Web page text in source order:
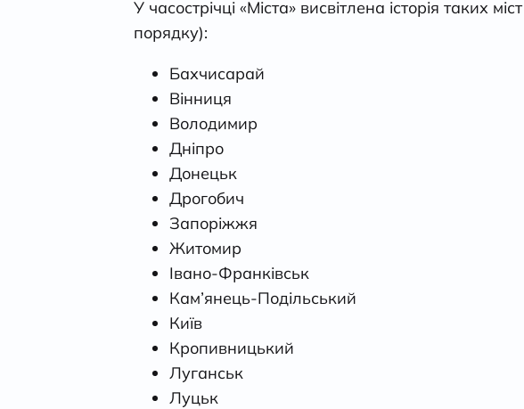
У часострічці «Міста» висвітлена історія таких
порядку):
Бахчисарай
Вінниця
Володимир
Дніпро
Донецьк
Дрогобич
Запоріжжя
Житомир
Івано-Франківськ
Кам’янець-Подільський
Київ
Кропивницький
Луганськ
Луцьк